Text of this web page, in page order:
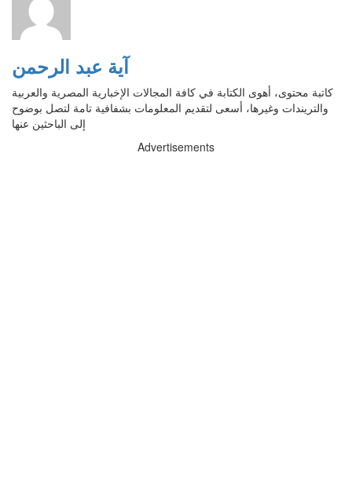
آية عبد الرحمن
كاتبة محتوى، أهوى الكتابة في كافة المجالات الإخبارية المصرية والعربية
والتريندات وغيرها، أسعى لتقديم المعلومات بشفافية تامة لتصل بوضوح
إلى الباحثين عنها
Advertisements